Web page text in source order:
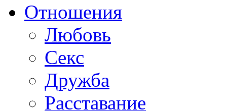
Отношения
Любовь
Секс
Дружба
Расставание